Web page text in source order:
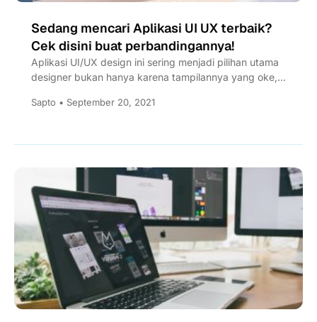
Sedang mencari Aplikasi UI UX terbaik?
Cek disini buat perbandingannya!
Aplikasi UI/UX design ini sering menjadi pilihan utama
designer bukan hanya karena tampilannya yang oke,
Sapto • September 20, 2021